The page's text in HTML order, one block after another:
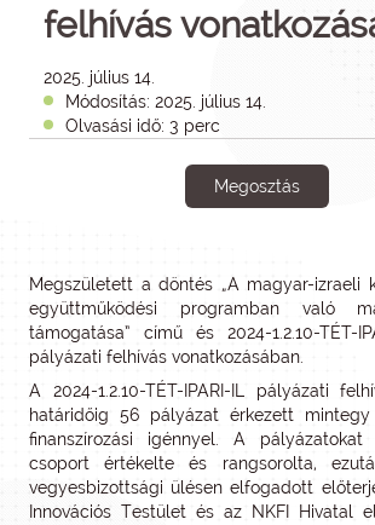
felhívás
2025. július 14.
Módosítás: 2025. július 14.
Olvasási idő: 3 perc
Megosztás
Megszületett a döntés „A magyar-izraeli
együttműködési programban való
támogatása” című és 2024-1.2.10-TÉT-
pályázati felhívás vonatkozásában.
A 2024-1.2.10-TÉT-IPARI-IL pályázati
határidőig 56 pályázat érkezett
finanszírozási igénnyel. A pályázatokat
csoport értékelte és rangsorolta,
vegyesbizottsági ülésen elfogadott
Innovációs Testület és az NKFI Hivatal